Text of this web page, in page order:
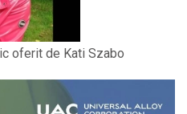
oferit de Kati Szabo